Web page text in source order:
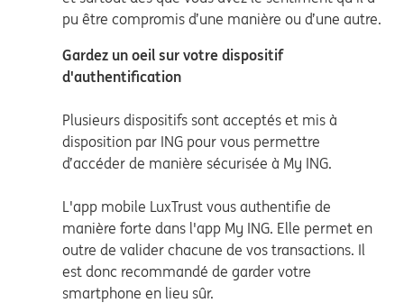
pu être compromis d’une manière ou d’une autre.
Gardez un oeil sur votre dispositif
d'authentification
Plusieurs dispositifs sont acceptés et mis à
disposition par ING pour vous permettre
d’accéder de manière sécurisée à My ING.
L'app mobile LuxTrust vous authentifie de
manière forte dans l'app My ING. Elle permet en
outre de valider chacune de vos transactions. Il
est donc recommandé de garder votre
smartphone en lieu sûr.